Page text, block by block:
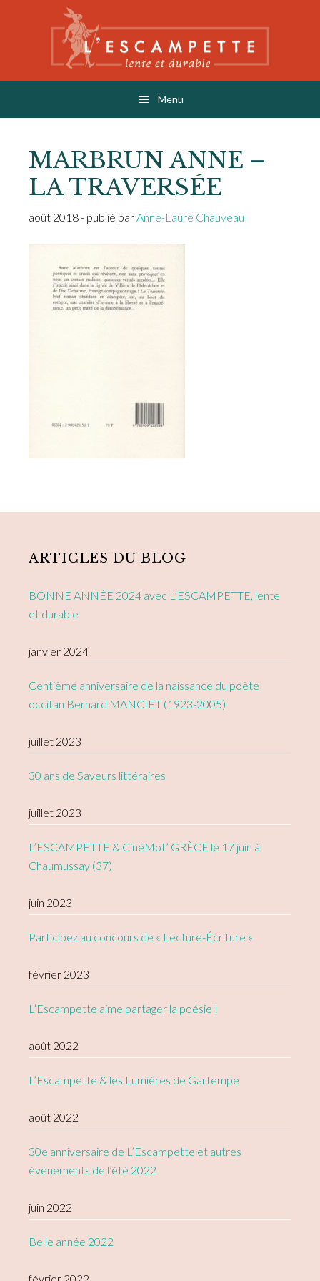
L'ESCAMPETTE
éditions lentes & durables
Menu
MARBRUN ANNE –
LA TRAVERSÉE
août 2018- publié parAnne-Laure Chauveau
Sidebar
ARTICLES DU BLOG
BONNE ANNÉE 2024 avec L’ESCAMPETTE, lente
et durable
janvier 2024
Centième anniversaire de la naissance du poète
occitan Bernard MANCIET (1923-2005)
juillet 2023
30 ans de Saveurs littéraires
juillet 2023
L’ESCAMPETTE & CinéMot’ GRÈCE le 17 juin à
Chaumussay (37)
juin 2023
Participez au concours de « Lecture-Écriture »
février 2023
L’Escampette aime partager la poésie !
août 2022
L’Escampette & les Lumières de Gartempe
août 2022
30e anniversaire de L’Escampette et autres
événements de l’été 2022
juin 2022
Belle année 2022